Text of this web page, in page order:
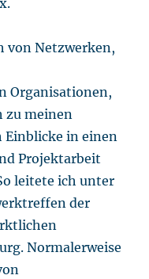
von Netzwerken,
Organisationen,
zu meinen
Einblicke in einen
Projektarbeit
leitete ich unter
der
Normalerweise